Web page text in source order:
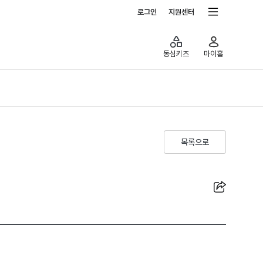
로그인 지원센터
동심키즈 마이홈
목록으로